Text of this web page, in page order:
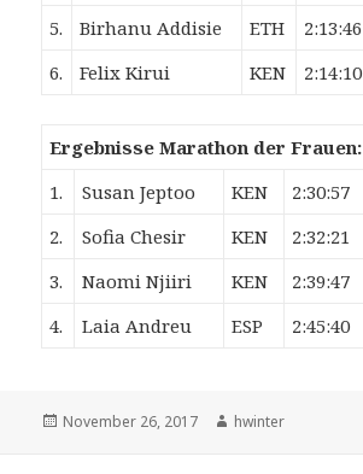
5.
Birhanu Addisie ETH
2:13:46
6.
Felix Kirui KEN 2:14:10
Ergebnisse Marathon der Frauen:
1.
Susan Jeptoo KEN
2:30:57
2.
Sofia Chesir KEN
2:32:21
3.
Naomi Njiiri KEN
2:39:47
4.
Laia Andreu ESP 2:45:40
Veröffentlicht
November 26, 2017 Autor
hwinter